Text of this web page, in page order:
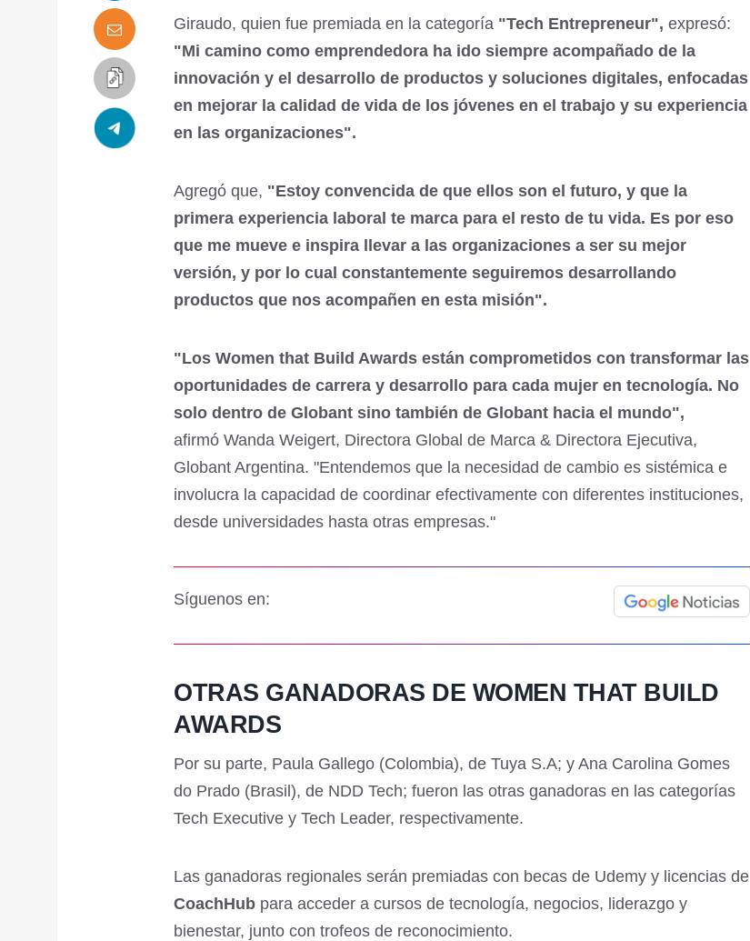
Giraudo, quien fue premiada en la categoría "Tech Entrepreneur", expresó:
"Mi camino como emprendedora ha ido siempre acompañado de la
innovación y el desarrollo de productos y soluciones digitales, enfocadas
en mejorar la calidad de vida de los jóvenes en el trabajo y su experiencia
en las organizaciones".
Agregó que, "Estoy convencida de que ellos son el futuro, y que la
primera experiencia laboral te marca para el resto de tu vida. Es por eso
que me mueve e inspira llevar a las organizaciones a ser su mejor
versión, y por lo cual constantemente seguiremos desarrollando
productos que nos acompañen en esta misión".
"Los Women that Build Awards están comprometidos con transformar las
oportunidades de carrera y desarrollo para cada mujer en tecnología. No
solo dentro de Globant sino también de Globant hacia el mundo",
afirmó Wanda Weigert, Directora Global de Marca & Directora Ejecutiva,
Globant Argentina. "Entendemos que la necesidad de cambio es sistémica e
involucra la capacidad de coordinar efectivamente con diferentes instituciones,
desde universidades hasta otras empresas."
Síguenos en:
OTRAS GANADORAS DE WOMEN THAT BUILD
AWARDS
Por su parte, Paula Gallego (Colombia), de Tuya S.A; y Ana Carolina Gomes
do Prado (Brasil), de NDD Tech; fueron las otras ganadoras en las categorías
Tech Executive y Tech Leader, respectivamente.
Las ganadoras regionales serán premiadas con becas de Udemy y licencias de
CoachHub para acceder a cursos de tecnología, negocios, liderazgo y
bienestar, junto con trofeos de reconocimiento.